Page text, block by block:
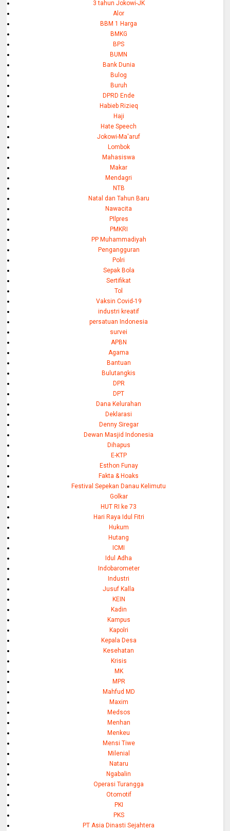
3 tahun Jokowi-JK
Alor
BBM 1 Harga
BMKG
BPS
BUMN
Bank Dunia
Bulog
Buruh
DPRD Ende
Habieb Rizieq
Haji
Hate Speech
Jokowi-Ma'aruf
Lombok
Mahasiswa
Makar
Mendagri
NTB
Natal dan Tahun Baru
Nawacita
PIlpres
PMKRI
PP Muhammadiyah
Pengangguran
Polri
Sepak Bola
Sertifikat
Tol
Vaksin Covid-19
industri kreatif
persatuan Indonesia
survei
APBN
Agama
Bantuan
Bulutangkis
DPR
DPT
Dana Kelurahan
Deklarasi
Denny Siregar
Dewan Masjid Indonesia
Dihapus
E-KTP
Esthon Funay
Fakta & Hoaks
Festival Sepekan Danau Kelimutu
Golkar
HUT RI ke 73
Hari Raya Idul Fitri
Hukum
Hutang
ICMI
Idul Adha
Indobarometer
Industri
Jusuf Kalla
KEIN
Kadin
Kampus
Kapolri
Kepala Desa
Kesehatan
Krisis
MK
MPR
Mahfud MD
Maxim
Medsos
Menhan
Menkeu
Mensi Tiwe
Milenial
Nataru
Ngabalin
Operasi Turangga
Otomotif
PKI
PKS
PT Asia Dinasti Sejahtera